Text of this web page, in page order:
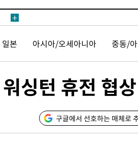
일본 아시아/오세아니아 중동/
싱턴 휴전 협
구글에서 선호하는 매체로